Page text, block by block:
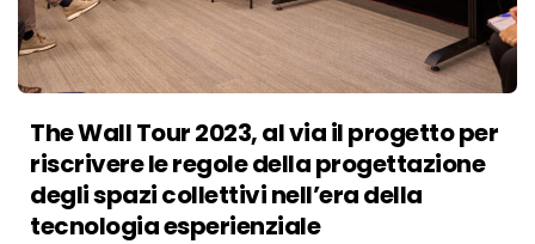
The Wall Tour 2023, al via il progetto per
riscrivere le regole della progettazione
degli spazi collettivi nell’era della
tecnologia esperienziale